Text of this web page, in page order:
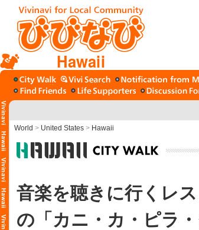
Hawaii
World > United States > Hawaii
音楽を聴きに行くレ
の「カニ・カ・ピラ